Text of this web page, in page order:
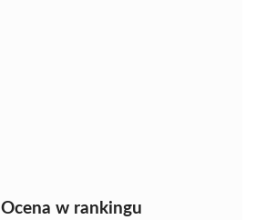
Ocena w rankingu